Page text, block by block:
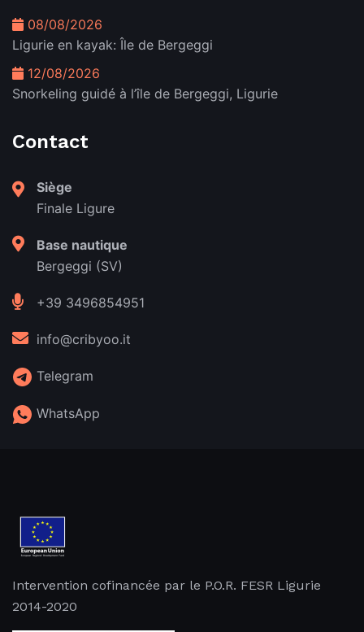
08/08/2026
Ligurie en kayak: Île de Bergeggi
12/08/2026
Snorkeling guidé à l’île de Bergeggi, Ligurie
Contact
Siège
Finale Ligure
Base nautique
Bergeggi (SV)
+39 3496854951
info@cribyoo.it
Telegram
WhatsApp
Intervention cofinancée par le P.O.R. FESR Ligurie
2014-2020